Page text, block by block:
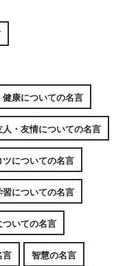
健康についての名言
人・友情についての名言
についての名言
についての名言
ついての名言
言 智慧の名言